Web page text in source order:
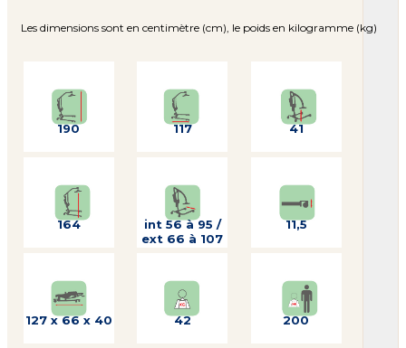
Les dimensions sont en centimètre (cm), le poids en kilogramme (kg)
190 117 41
164
int 56 à 95 /
ext 66 à 107
11,5
127 x 66 x 40 42 200